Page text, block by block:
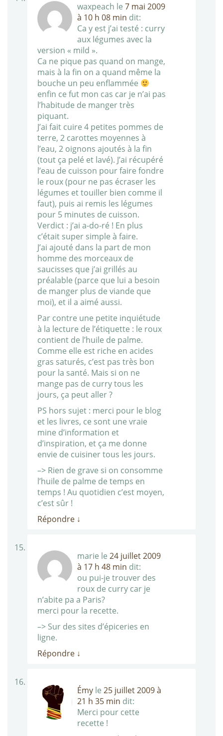
waxpeach le 7 mai 2009
à 10 h 08 min dit:
Ca y est j’ai testé : curry
aux légumes avec la
version « mild ».
Ca ne pique pas quand on mange,
mais à la fin on a quand même la
bouche un peu enflammée
enfin ce fut mon cas car je n’ai pas
l’habitude de manger très
piquant.
J’ai fait cuire 4 petites pommes de
terre, 2 carottes moyennes à
l’eau, 2 oignons ajoutés à la fin
(tout ça pelé et lavé). J’ai récupéré
l’eau de cuisson pour faire fondre
le roux (pour ne pas écraser les
légumes et touiller bien comme il
faut), puis ai remis les légumes
pour 5 minutes de cuisson.
Verdict : j’ai a-do-ré ! En plus
c’était super simple à faire.
J’ai ajouté dans la part de mon
homme des morceaux de
saucisses que j’ai grillés au
préalable (parce que lui a besoin
de manger plus de viande que
moi), et il a aimé aussi.
Par contre une petite inquiétude
à la lecture de l’étiquette : le roux
contient de l’huile de palme.
Comme elle est riche en acides
gras saturés, c’est pas très bon
pour la santé. Mais si on ne
mange pas de curry tous les
jours, ça peut aller ?
PS hors sujet : merci pour le blog
et les livres, ce sont une vraie
mine d’information et
d’inspiration, et ça me donne
envie de cuisiner tous les jours.
–> Rien de grave si on consomme
l’huile de palme de temps en
temps ! Au quotidien c’est moyen,
c’est sûr !
Répondre ↓
marie le 24 juillet 2009
à 17 h 48 min dit:
ou pui-je trouver des
roux de curry car je
n’abite pa a Paris?
merci pour la recette.
–> Sur des sites d’épiceries en
ligne.
Répondre ↓
Émy le 25 juillet 2009 à
21 h 35 min dit:
Merci pour cette
recette !